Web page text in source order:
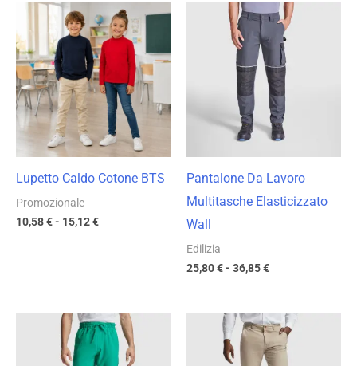
Lupetto Caldo Cotone BTS
Promozionale
10,58€- 15,12€
Fascia
di
prezzo:
da
10,58 €
a
15,12 €
Pantalone Da Lavoro
Multitasche Elasticizzato
Wall
Edilizia
25,80€- 36,85€
Fascia
di
prezzo:
da
25,80 €
a
36,85 €
Fascia
di
prezzo:
da
Fascia
di
prezzo:
da